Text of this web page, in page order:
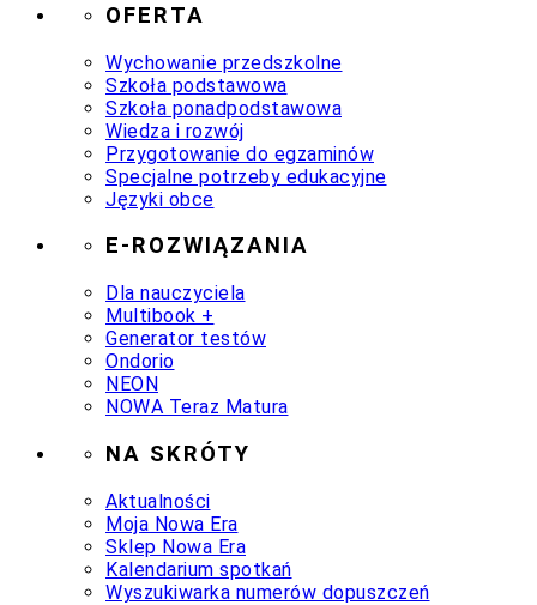
OFERTA
Wychowanie przedszkolne
Szkoła podstawowa
Szkoła ponadpodstawowa
Wiedza i rozwój
Przygotowanie do egzaminów
Specjalne potrzeby edukacyjne
Języki obce
E-ROZWIĄZANIA
Dla nauczyciela
Multibook +
Generator testów
Ondorio
NEON
NOWA Teraz Matura
NA SKRÓTY
Aktualności
Moja Nowa Era
Sklep Nowa Era
Kalendarium spotkań
Wyszukiwarka numerów dopuszczeń